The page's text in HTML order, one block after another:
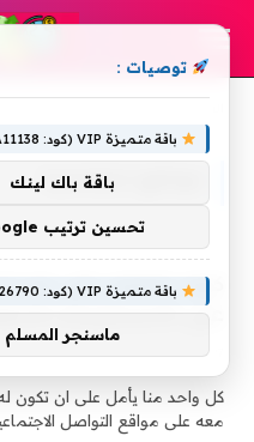
مواقع اجتماعية
كيف تحصل على عدد
على الانستجرام instagram
2 دقائق 3
كل واحد منا يأمل على ان تكون
معه على مواقع التواصل
توصيات :
باقة متميزة VIP (كود: AA11138):
باقة باك لينك
تحسين ترتيب google
باقة متميزة VIP (كود: AA26790):
ماسنجر المسلم